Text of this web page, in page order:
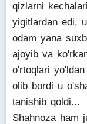
qizlarni
yigitlardan edi,
odam yana
ajoyib va
o'rtoqlari
olib bordi u
tanishib qoldi...
Shahnoza ham